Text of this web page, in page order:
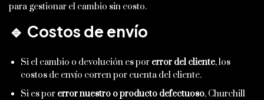
para gestionar el cambio sin costo.
🔹 Costos de envío
Si el cambio o devolución es por error del cliente, los
costos de envío corren por cuenta del cliente.
Si es por error nuestro o producto defectuoso, Churchill